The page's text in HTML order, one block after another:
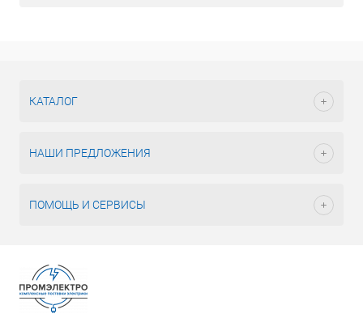
КАТАЛОГ
НАШИ ПРЕДЛОЖЕНИЯ
ПОМОЩЬ И СЕРВИСЫ